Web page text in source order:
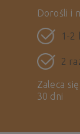
Dorośli i
1-2
2
Zaleca
30 dni